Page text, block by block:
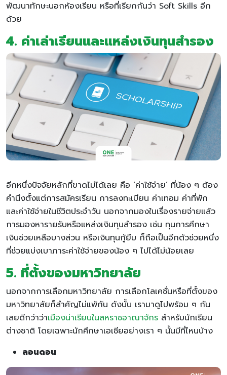
พัฒนาทักษะนอกห้องเรียน หรือที่เรียกกันว่า Soft Skills อีก
ด้วย
4. ค่าเล่าเรียนและแหล่งเงินทุนสำรอง
อีกหนึ่งปัจจัยหลักที่ขาดไม่ได้เลย คือ ‘ค่าใช้จ่าย’ ที่น้อง ๆ ต้อง
คำนึงตั้งแต่การสมัครเรียน การลงทะเบียน ค่าเทอม ค่าที่พัก
และค่าใช้จ่ายในชีวิตประจำวัน นอกจากมองในเรื่องรายจ่ายแล้ว
การมองหารายรับหรือแหล่งเงินทุนสำรอง เช่น ทุนการศึกษา
เงินช่วยเหลือบางส่วน หรือเงินทุนกู้ยืม ก็ถือเป็นอีกตัวช่วยหนึ่ง
ที่ช่วยแบ่งเบาภาระค่าใช้จ่ายของน้อง ๆ ไปได้ไม่น้อยเลย
5. ที่ตั้งของมหาวิทยาลัย
นอกจากการเลือกมหาวิทยาลัย การเลือกโลเคชั่นหรือที่ตั้งของ
มหาวิทยาลัยก็สำคัญไม่แพ้กัน ดังนั้น เรามาดูไปพร้อม ๆ กัน
เลยดีกว่าว่าเมืองน่าเรียนในสหราชอาณาจักร สำหรับนักเรียน
ต่างชาติ โดยเฉพาะนักศึกษาเอเชียอย่างเรา ๆ นั้นมีที่ไหนบ้าง
ลอนดอน